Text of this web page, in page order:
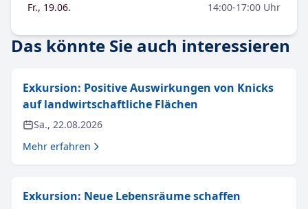
Das könnte Sie auch interessieren
Exkursion: Positive Auswirkungen von Knicks
auf landwirtschaftliche Flächen
Sa., 22.08.2026
Mehr erfahren
Exkursion: Neue Lebensräume schaffen
Fr., 19.06. 14:00-17:00 Uhr